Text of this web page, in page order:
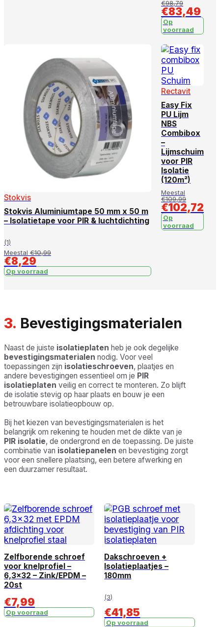
€98,79
€83,49
Op
voorraad
Stokvis
Stokvis Aluminiumtape 50 mm x 50 m
– Isolatietape voor PIR & luchtdichting
(1)
Meestal €10,99
€8,29
Op voorraad
Rectavit
Easy Fix
PU Lijm
NBS
Combibox
–
Lijmschuim
voor PIR
Isolatie
(120m²)
Meestal
€109,99
€102,72
Op
voorraad
3. Bevestigingsmaterialen
Naast de juiste isolatieplaten heb je ook degelijke
bevestigingsmaterialen nodig. Voor veel
toepassingen zijn isolatieschroeven, plaatjes en
andere bevestigingen essentieel om je PIR
isolatieplaten veilig en correct te monteren. Zo blijft
de isolatie stevig op haar plaats en bouw je een
betrouwbare isolatieopbouw op.
Bij het kiezen van bevestigingsmaterialen is het
belangrijk om rekening te houden met de dikte van je
PIR isolatie, de ondergrond en de toepassing. De juiste
combinatie van isolatiepanelen en bevestiging zorgt
voor een snellere plaatsing, een betere afwerking en
een duurzamer resultaat.
Zelfborende schroef
voor knelprofiel –
6,3×32 – Zink/EPDM –
20st
€7,99
Op voorraad
Dakschroeven +
Isolatieplaatjes –
180mm
(3)
€41,85
Op voorraad